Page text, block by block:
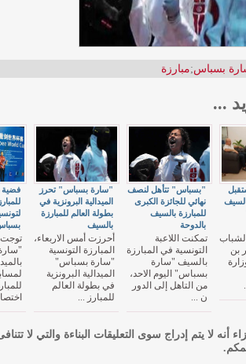
بسباس;مبارزة
...
فضية
توجت
"سارة بسباس" تحرز
الميدالية البرونزية في
بطولة العالم للمبارزة
بالسيف
أحرزت أمس الاربعاء،
المبارزة التونسية
"سارة بسباس"
الميدالية البرونزية
في بطولة العالم
للمبارز ...
"بسباس" تتأهل لنصف
نهائي للجائزة الكبرى
للمبارزة بالسيف
بالدوحة
تمكنت اللاعبة
التونسية في المبارزة
بالسيف "سارة
بسباس" اليوم الاحد،
من التاهل إلى الدور
ن ...
بن
أنه لا يتم إدراج سوى التعليقات البناءة والتي لا